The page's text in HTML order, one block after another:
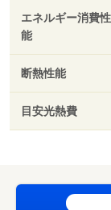
エネルギー消費性
能
断熱性能
目安光熱費